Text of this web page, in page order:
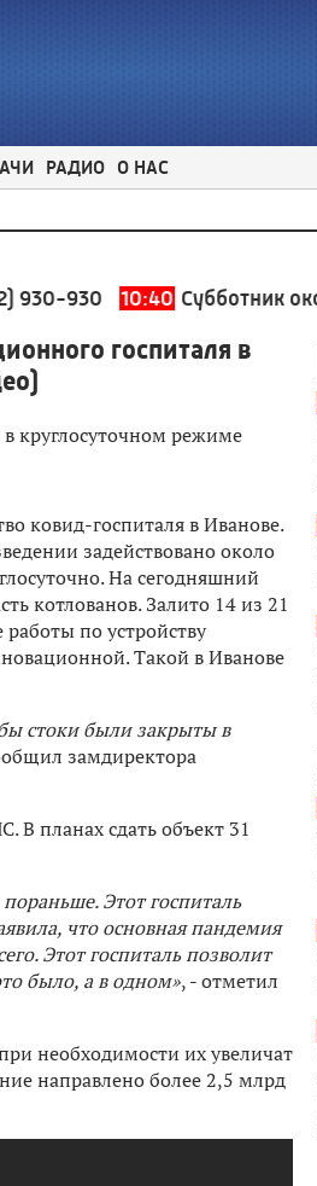
РАДИО О НАС
10:40 Субботник около
госпиталя в
ковид-госпиталя в Иванове.
задействовано около
На сегодняшний
котлованов. Залито 14 из 21
по устройству
Такой в Иванове
стоки были закрыты в
замдиректора
В планах сдать объект 31
Этот госпиталь
что основная пандемия
Этот госпиталь позволит
было, а в одном», - отметил
необходимости их увеличат
направлено более 2,5 млрд